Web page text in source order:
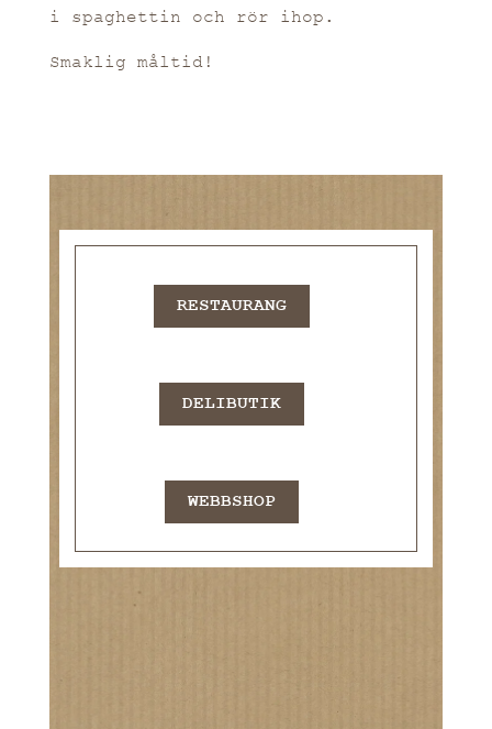
i spaghettin och rör ihop.
Smaklig måltid!
RESTAURANG
DELIBUTIK
WEBBSHOP